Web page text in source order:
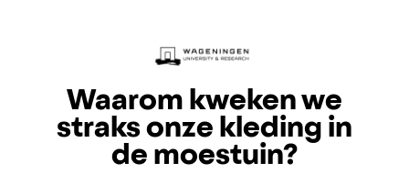
Waarom kweken we
straks onze kleding in
de moestuin?